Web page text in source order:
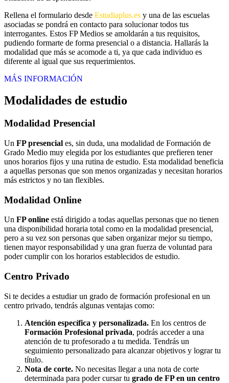
Rellena el formulario desde Estudiaplus.es y una de las escuelas
asociadas se pondrá en contacto para solucionar todos tus
interrogantes. Estos FP Medios se amoldarán a tus requisitos,
pudiendo formarte de forma presencial o a distancia. Hallarás la
modalidad que más se acomode a ti, ya que cada individuo es
diferente al igual que sus requerimientos.
MÁS INFORMACIÓN
Modalidades de estudio
Modalidad Presencial
Un FP presencial es, sin duda, una modalidad de Formación de
Grado Medio muy elegida por los estudiantes que prefieren tener
unos horarios fijos y una rutina de estudio. Esta modalidad beneficia
a aquellas personas que son menos organizadas y necesitan horarios
más estrictos y no tan flexibles.
Modalidad Online
Un FP online está dirigido a todas aquellas personas que no tienen
una disponibilidad horaria total como en la modalidad presencial,
pero a su vez son personas que saben organizar mejor su tiempo,
tienen mayor responsabilidad y una gran fuerza de voluntad para
poder cumplir con los horarios establecidos de estudio.
Centro Privado
Si te decides a estudiar un grado de formación profesional en un
centro privado, tendrás algunas ventajas como:
Atención específica y personalizada. En los centros de
Formación Profesional privada, podrás acceder a una
atención de tu profesorado a tu medida. Tendrás un
seguimiento personalizado para alcanzar objetivos y lograr tu
título.
Nota de corte. No necesitas llegar a una nota de corte
determinada para poder cursar tu grado de FP en un centro